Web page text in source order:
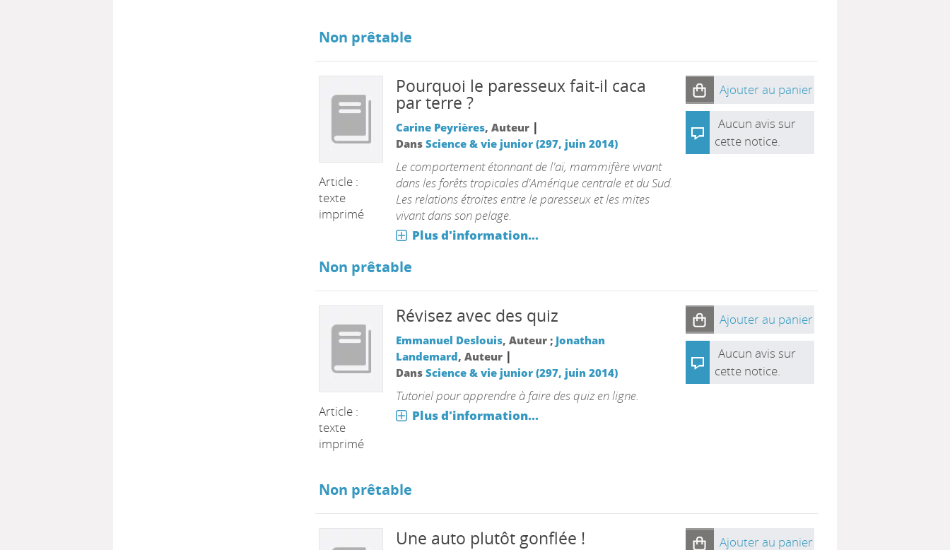
Non prêtable
Article :
texte
imprimé
Pourquoi le paresseux fait-il caca
par terre ?
Carine Peyrières, Auteur |
Dans Science & vie junior (297, juin 2014)
Le comportement étonnant de l'aï, mammifère vivant
dans les forêts tropicales d'Amérique centrale et du Sud.
Les relations étroites entre le paresseux et les mites
vivant dans son pelage.
Plus d'information...
Ajouter au panier
Aucun avis sur
cette notice.
Non prêtable
Article :
texte
imprimé
Révisez avec des quiz
Emmanuel Deslouis, Auteur ; Jonathan
Landemard, Auteur |
Dans Science & vie junior (297, juin 2014)
Tutoriel pour apprendre à faire des quiz en ligne.
Plus d'information...
Ajouter au panier
Aucun avis sur
cette notice.
Non prêtable
Une auto plutôt gonflée ! Ajouter au panier